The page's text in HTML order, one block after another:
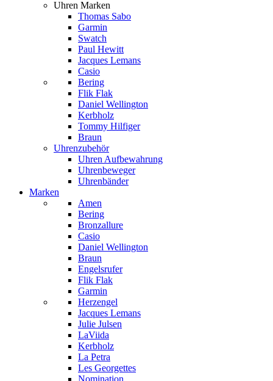
Uhren Marken
Thomas Sabo
Garmin
Swatch
Paul Hewitt
Jacques Lemans
Casio
Bering
Flik Flak
Daniel Wellington
Kerbholz
Tommy Hilfiger
Braun
Uhrenzubehör
Uhren Aufbewahrung
Uhrenbeweger
Uhrenbänder
Marken
Amen
Bering
Bronzallure
Casio
Daniel Wellington
Braun
Engelsrufer
Flik Flak
Garmin
Herzengel
Jacques Lemans
Julie Julsen
LaViida
Kerbholz
La Petra
Les Georgettes
Nomination